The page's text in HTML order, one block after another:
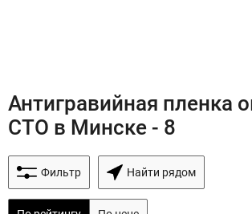
Антигравийная пленка
СТО в Минске - 8
Фильтр Найти рядом